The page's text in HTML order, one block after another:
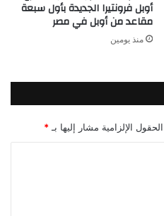
أوبل فرونتيرا الجديدة بأول سبعة
مقاعد من أوبل في مصر
منذ يومين
الحقول الإلزامية مشار إليها بـ *